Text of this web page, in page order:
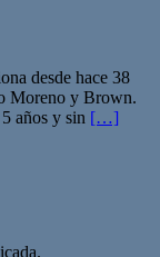
desde hace 38
Moreno y Brown.
años y sin […]